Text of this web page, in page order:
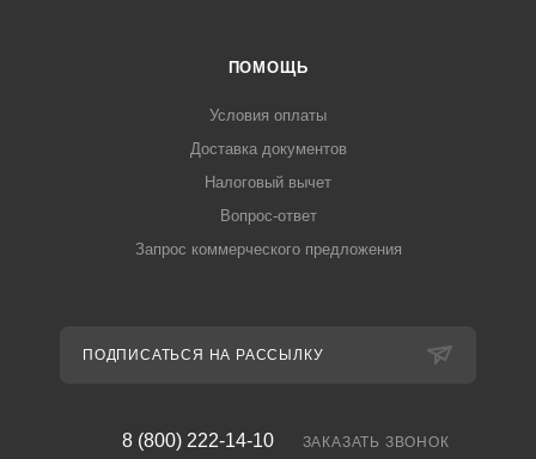
ПОМОЩЬ
Условия оплаты
Доставка документов
Налоговый вычет
Вопрос-ответ
Запрос коммерческого предложения
ПОДПИСАТЬСЯ НА РАССЫЛКУ
8 (800) 222-14-10 ЗАКАЗАТЬ ЗВОНОК